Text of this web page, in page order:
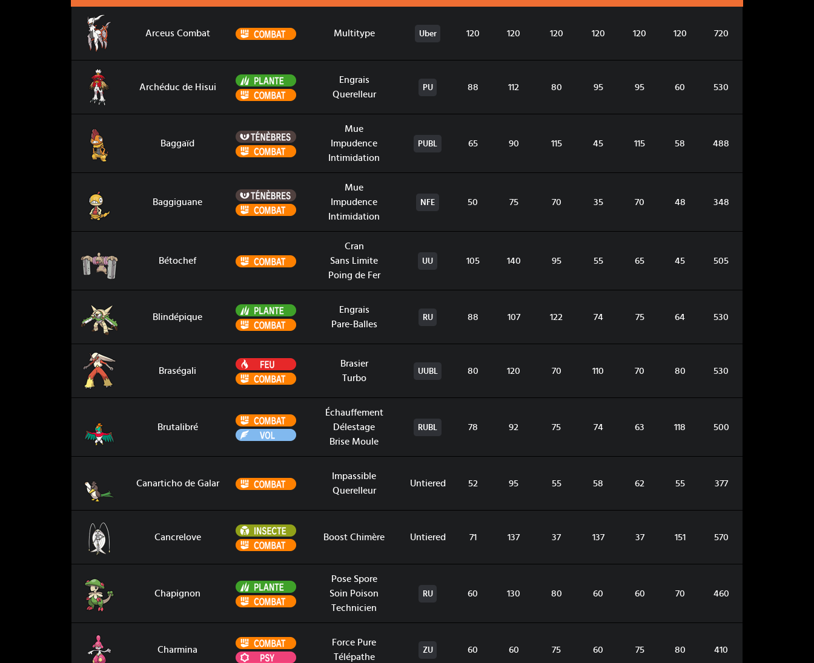
Arceus Combat
Combat Multitype Uber 120 120 120 120 120 120 720
Archéduc de Hisui
Plante
Combat
Engrais
Querelleur
PU 88 112 80 95 95 60 530
Baggaïd
Ténèbres
Combat
Mue
Impudence
Intimidation
PUBL 65 90 115 45 115 58 488
Baggiguane
Ténèbres
Combat
Mue
Impudence
Intimidation
NFE 50 75 70 35 70 48 348
Bétochef
Combat
Cran
Sans Limite
Poing de Fer
UU 105 140 95 55 65 45 505
Blindépique
Plante
Combat
Engrais
Pare-Balles
RU 88 107 122 74 75 64 530
Braségali
Feu
Combat
Brasier
Turbo
UUBL 80 120 70 110 70 80 530
Brutalibré
Combat
Vol
Échauffement
Délestage
Brise Moule
RUBL 78 92 75 74 63 118 500
Canarticho de Galar
Combat
Impassible
Querelleur
Untiered 52 95 55 58 62 55 377
Cancrelove
Insecte
Combat
Boost Chimère Untiered 71 137 37 137 37 151 570
Chapignon
Plante
Combat
Pose Spore
Soin Poison
Technicien
RU 60 130 80 60 60 70 460
Charmina
Combat
Psy
Force Pure
Télépathe
ZU 60 60 75 60 75 80 410